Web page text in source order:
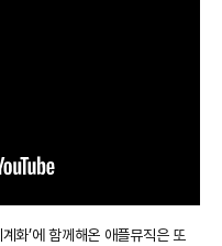
화’에 함께해온 애플뮤직은 또